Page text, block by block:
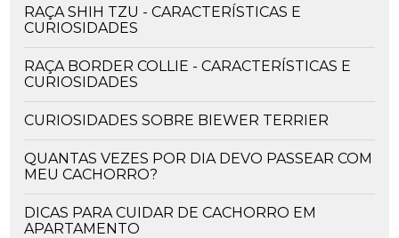
RAÇA SHIH TZU - CARACTERÍSTICAS E
CURIOSIDADES
RAÇA BORDER COLLIE - CARACTERÍSTICAS E
CURIOSIDADES
CURIOSIDADES SOBRE BIEWER TERRIER
QUANTAS VEZES POR DIA DEVO PASSEAR COM
MEU CACHORRO?
DICAS PARA CUIDAR DE CACHORRO EM
APARTAMENTO